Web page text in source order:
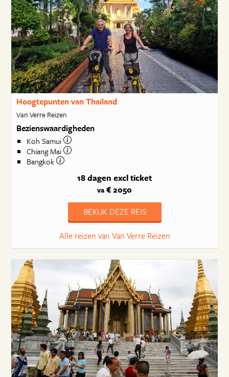
Hoogtepunten van Thailand
Van Verre Reizen
Bezienswaardigheden
Koh Samui
Chiang Mai
Bangkok
18 dagen excl ticket
va € 2050
BEKIJK DEZE REIS
Alle reizen van Van Verre Reizen